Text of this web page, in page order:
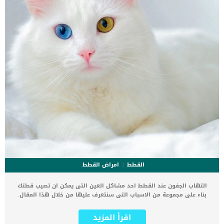
القطط
امراض القطط
التهاب الجفون عند القطط احد مشاكل العين التى يمكن ان تصيب قطتك
بناء على مجموعة من الاسباب التى سنتعرف عليها من خلال هذا المقال.
الوسطى (العضلات والنسيج الضام والغدد) من الجفون باسم التهاب
الجفن. كما تظهر هذه الحالة أيضًا عادةً مع التهاب ثانوي في السطح
اقرأ المزيد